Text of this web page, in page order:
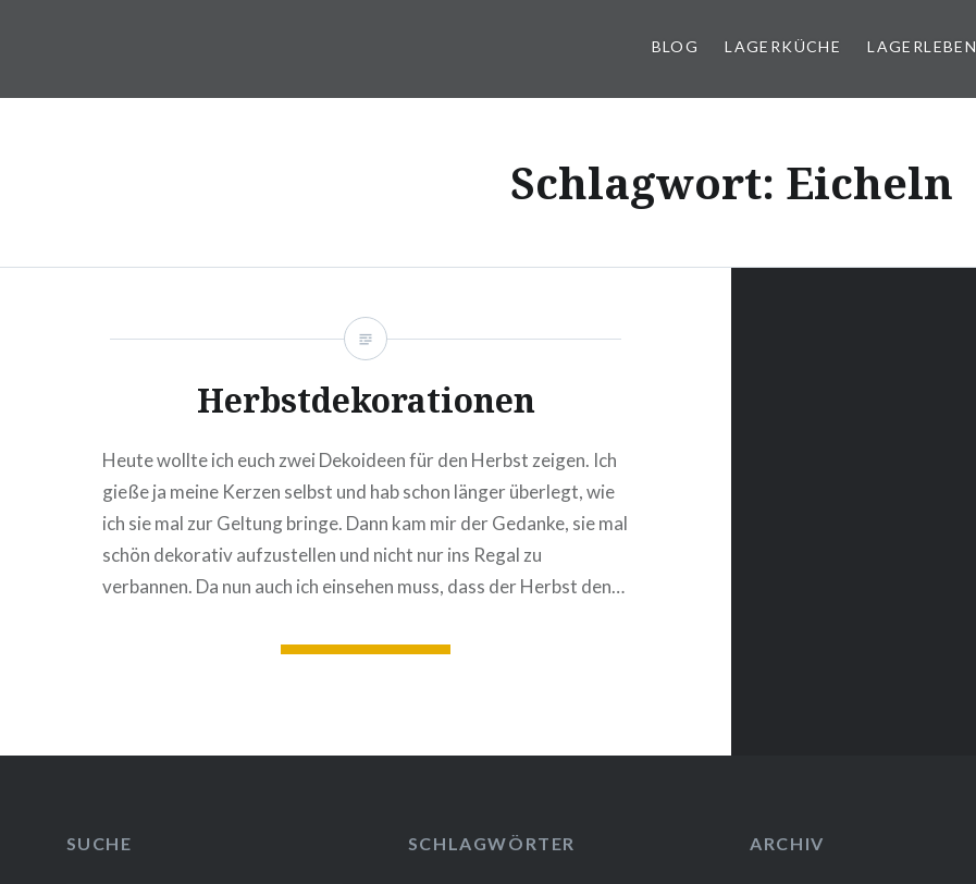
BLOG LAGERKÜCHE LAGERLEBEN
Schlagwort: Eicheln
Herbstdekorationen
Heute wollte ich euch zwei Dekoideen für den Herbst zeigen. Ich
gieße ja meine Kerzen selbst und hab schon länger überlegt, wie
ich sie mal zur Geltung bringe. Dann kam mir der Gedanke, sie mal
schön dekorativ aufzustellen und nicht nur ins Regal zu
verbannen. Da nun auch ich einsehen muss, dass der Herbst den…
SUCHE SCHLAGWÖRTER ARCHIV